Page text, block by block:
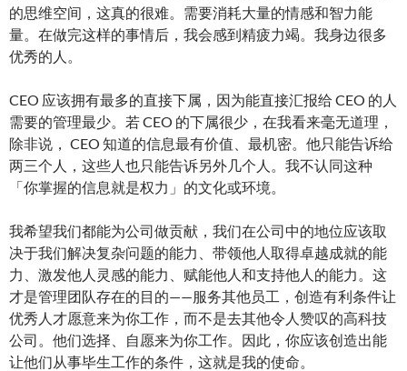
的思维空间，这真的很难。需要消耗大量的情感和智力能
量。在做完这样的事情后，我会感到精疲力竭。我身边很多
优秀的人。
CEO 应该拥有最多的直接下属，因为能直接汇报给 CEO 的人
需要的管理最少。若 CEO 的下属很少，在我看来毫无道理，
除非说， CEO 知道的信息最有价值、最机密。他只能告诉给
两三个人，这些人也只能告诉另外几个人。我不认同这种
「你掌握的信息就是权力」的文化或环境。
我希望我们都能为公司做贡献，我们在公司中的地位应该取
决于我们解决复杂问题的能力、带领他人取得卓越成就的能
力、激发他人灵感的能力、赋能他人和支持他人的能力。这
才是管理团队存在的目的——服务其他员工，创造有利条件让
优秀人才愿意来为你工作，而不是去其他令人赞叹的高科技
公司。他们选择、自愿来为你工作。因此，你应该创造出能
让他们从事毕生工作的条件，这就是我的使命。